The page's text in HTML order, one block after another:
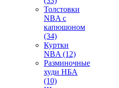
Толстовки
NBA с
капюшоном
(34)
Куртки
NBA (12)
Разминочные
худи НБА
(10)